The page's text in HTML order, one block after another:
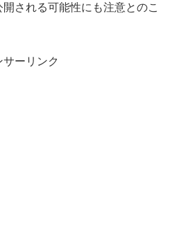
される可能性にも注意とのこ
サーリンク